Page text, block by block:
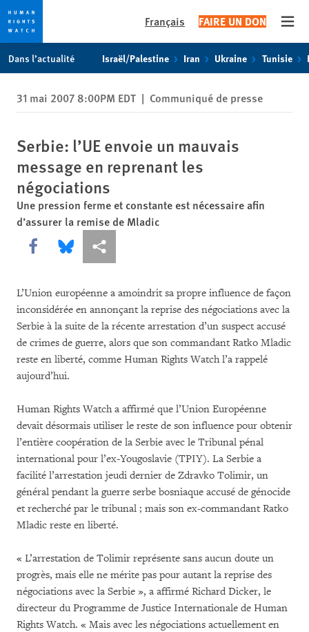
to
privacy
notice
to
content
Français FAIRE UN DON
Dans l’actualité Israël/Palestine Iran Ukraine Tunisie
31 mai 2007 8:00PM EDT | Communiqué de presse
Serbie: l’UE envoie un mauvais
message en reprenant les
négociations
Une pression ferme et constante est nécessaire afin
d’assurer la remise de Mladic
Share this via Facebook
Share this via Bluesky
Share this via Partagez
L’Union européenne a amoindrit sa propre influence de façon
inconsidérée en annonçant la reprise des négociations avec la
Serbie à la suite de la récente arrestation d’un suspect accusé
de crimes de guerre, alors que son commandant Ratko Mladic
reste en liberté, comme Human Rights Watch l’a rappelé
aujourd’hui.
Human Rights Watch a affirmé que l’Union Européenne
devait désormais utiliser le reste de son influence pour obtenir
l’entière coopération de la Serbie avec le Tribunal pénal
international pour l’ex-Yougoslavie (TPIY). La Serbie a
facilité l’arrestation jeudi dernier de Zdravko Tolimir, un
général pendant la guerre serbe bosniaque accusé de génocide
et recherché par le tribunal ; mais son ex-commandant Ratko
Mladic reste en liberté.
« L’arrestation de Tolimir représente sans aucun doute un
progrès, mais elle ne mérite pas pour autant la reprise des
négociations avec la Serbie », a affirmé Richard Dicker, le
directeur du Programme de Justice Internationale de Human
Rights Watch. « Mais avec les négociations actuellement en